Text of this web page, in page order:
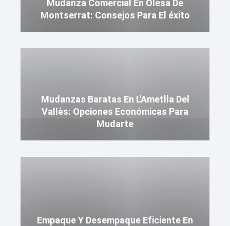
Mudanza Comercial En Olesa De
Montserrat: Consejos Para El éxito
Mudanzas Baratas En L'Ametlla Del
Vallès: Opciones Económicas Para
Mudarte
Empaque Y Desempaque Eficiente En